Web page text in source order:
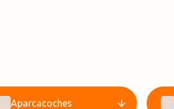
Aparcacoches